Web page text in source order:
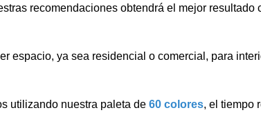
recomendaciones obtendrá el mejor resultado
espacio, ya sea residencial o comercial, para
utilizando nuestra paleta de60 colores, el tiempo